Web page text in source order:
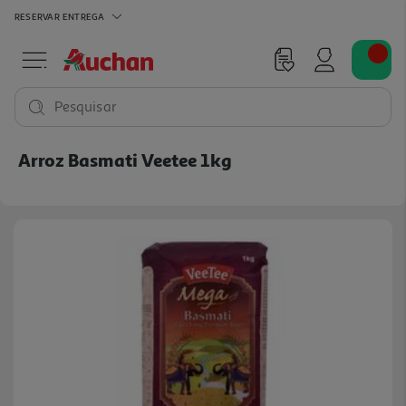
RESERVAR ENTREGA
Pesquisar
Arroz Basmati Veetee 1kg